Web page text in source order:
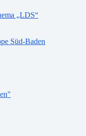
„LDS“
Süd-Baden